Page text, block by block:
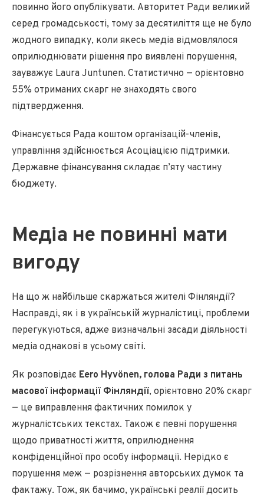
повинно його опублікувати. Авторитет Ради великий
серед громадськості, тому за десятиліття ще не було
жодного випадку, коли якесь медіа відмовлялося
оприлюднювати рішення про виявлені порушення,
зауважує Laura Juntunen. Статистично — орієнтовно
55% отриманих скарг не знаходять свого
підтвердження.
Фінансується Рада коштом організацій-членів,
управління здійснюється Асоціацією підтримки.
Державне фінансування складає п’яту частину
бюджету.
Медіа не повинні мати
вигоду
На що ж найбільше скаржаться жителі Фінляндії?
Насправді, як і в українській журналістиці, проблеми
перегукуються, адже визначальні засади діяльності
медіа однакові в усьому світі.
Як розповідає Eero Hyvönen, голова Ради з питань
масової інформації Фінляндії, орієнтовно 20% скарг
— це виправлення фактичних помилок у
журналістських текстах. Також є певні порушення
щодо приватності життя, оприлюднення
конфіденційної про особу інформації. Нерідко є
порушення меж — розрізнення авторських думок та
фактажу. Тож, як бачимо, українські реалії досить